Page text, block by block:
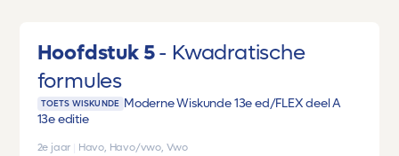
Hoofdstuk 5
Kwadratische
formules
TOETS WISKUNDE Moderne Wiskunde 13e ed/FLEX deel A
13e editie
2e jaar Havo, Havo/vwo, Vwo